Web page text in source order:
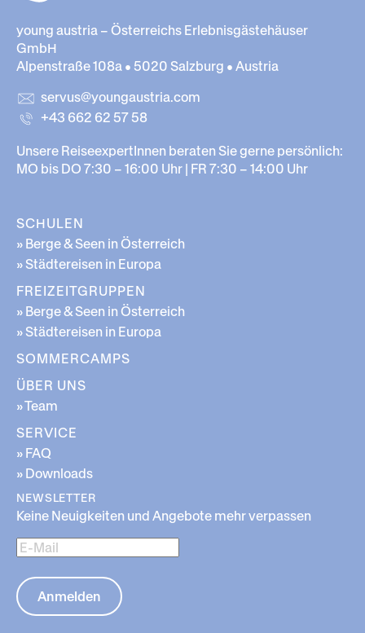
young austria – Österreichs Erlebnisgästehäuser
GmbH
Alpenstraße 108a • 5020 Salzburg • Austria
servus@youngaustria.com
+43 662 62 57 58
Unsere ReiseexpertInnen beraten Sie gerne persönlich:
MO bis DO 7:30 – 16:00 Uhr | FR 7:30 – 14:00 Uhr
SCHULEN
» Berge & Seen in Österreich
» Städtereisen in Europa
FREIZEITGRUPPEN
» Berge & Seen in Österreich
» Städtereisen in Europa
SOMMERCAMPS
ÜBER UNS
» Team
SERVICE
» FAQ
» Downloads
NEWSLETTER
Keine Neuigkeiten und Angebote mehr verpassen
E-
Anmelden